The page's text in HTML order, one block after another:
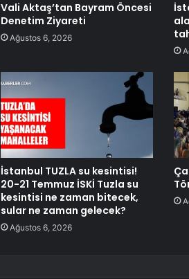
Vali Aktaş’tan Bayram Öncesi
Denetim Ziyareti
Ağustos 6, 2026
İstanbul TUZLA su kesintisi!
20-21 Temmuz İSKİ Tuzla su
kesintisi ne zaman bitecek,
sular ne zaman gelecek?
Ağustos 6, 2026